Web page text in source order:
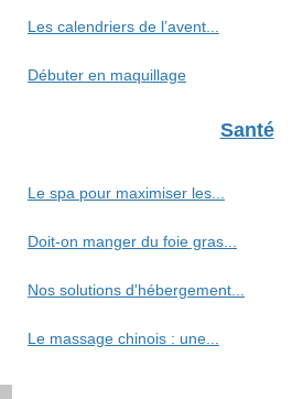
Les calendriers de l’avent...
Débuter en maquillage
Santé
Le spa pour maximiser les...
Doit-on manger du foie gras...
Nos solutions d'hébergement...
Le massage chinois : une...